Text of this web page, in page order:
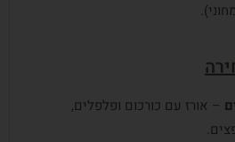
– אורז עם כורכום ופלפלים,